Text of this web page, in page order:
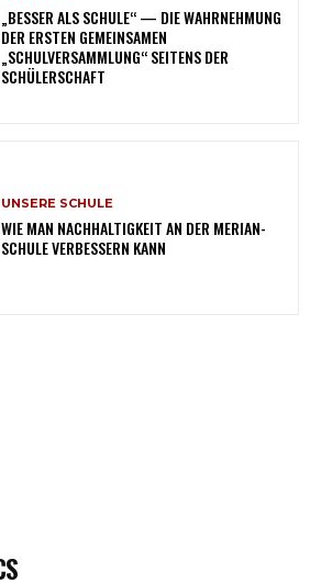
„BESSER ALS SCHULE“ — DIE WAHRNEHMUNG
DER ERSTEN GEMEINSAMEN
„SCHULVERSAMMLUNG“ SEITENS DER
SCHÜLERSCHAFT
UNSERE SCHULE
WIE MAN NACHHALTIGKEIT AN DER MERIAN-
SCHULE VERBESSERN KANN